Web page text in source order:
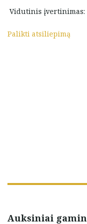
Vidutinis įvertinimas:
Palikti atsiliepimą
Auksiniai